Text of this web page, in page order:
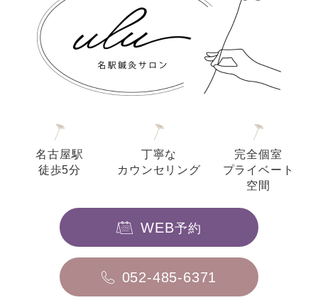
名古屋駅
徒歩5分
丁寧な
カウンセリング
完全個室
プライベート
空間
WEB予約
052-485-6371